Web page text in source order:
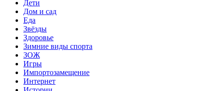
Дети
Дом и сад
Еда
Звёзды
Здоровье
Зимние виды спорта
ЗОЖ
Игры
Импортозамещение
Интернет